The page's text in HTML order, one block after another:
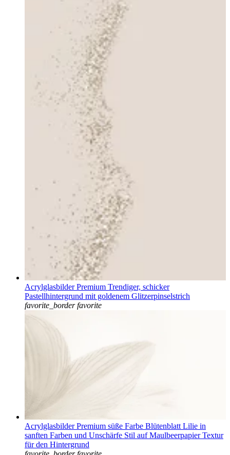
Acrylglasbilder Premium Trendiger, schicker
Pastellhintergrund mit goldenem Glitzerpinselstrich
favorite_border favorite
Acrylglasbilder Premium süße Farbe Blütenblatt Lilie in
sanften Farben und Unschärfe Stil auf Maulbeerpapier Textur
für den Hintergrund